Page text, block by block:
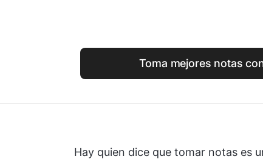
Toma mejores notas
Hay quien dice que tomar notas es